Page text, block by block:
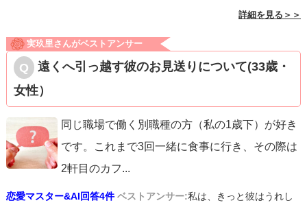
詳細を見る＞＞
実玖里さんがベストアンサー
遠くへ引っ越す彼のお見送りについて(33歳・
女性）
同じ職場で働く別職種の方（私の1歳下）が好き
です。これまで3回一緒に食事に行き、その際は
2軒目のカフ...
恋愛マスター&AI回答4件 ベストアンサー:私は、きっと彼はうれし